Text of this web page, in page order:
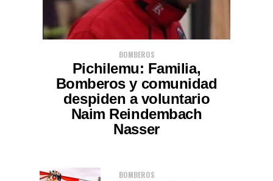
BOMBEROS
Pichilemu: Familia,
Bomberos y comunidad
despiden a voluntario
Naim Reindembach
Nasser
BOMBEROS